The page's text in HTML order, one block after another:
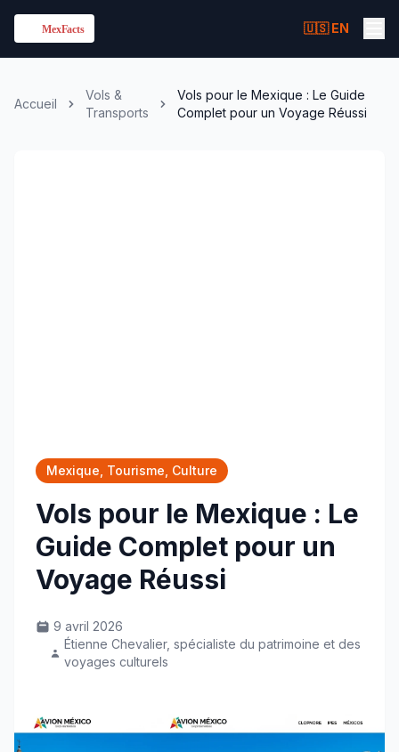
🇺🇸 EN
Accueil
Vols &
Transports
Vols pour le Mexique : Le Guide
Complet pour un Voyage Réussi
Mexique, Tourisme, Culture
Vols pour le Mexique : Le
Guide Complet pour un
Voyage Réussi
9 avril 2026
Étienne Chevalier, spécialiste du patrimoine et des
voyages culturels